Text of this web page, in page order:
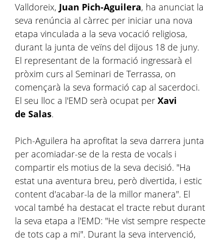
Valldoreix, Juan Pich-Aguilera, ha anunciat la
seva renúncia al càrrec per iniciar una nova
etapa vinculada a la seva vocació religiosa,
durant la junta de veïns del dijous 18 de juny.
El representant de la formació ingressarà el
pròxim curs al Seminari de Terrassa, on
començarà la seva formació cap al sacerdoci.
El seu lloc a l'EMD serà ocupat per Xavi
de Salas.
Pich-Aguilera ha aprofitat la seva darrera junta
per acomiadar-se de la resta de vocals i
compartir els motius de la seva decisió. "Ha
estat una aventura breu, però divertida, i estic
content d'acabar-la de la millor manera". El
vocal també ha destacat el tracte rebut durant
la seva etapa a l'EMD: "He vist sempre respecte
de tots cap a mi". Durant la seva intervenció,